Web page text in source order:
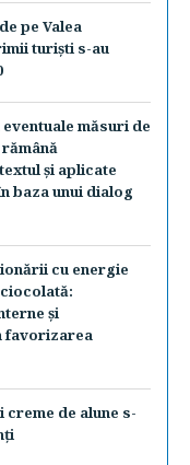
pe Valea
turişti s-au
măsuri de
şi aplicate
baza unui dialog
cu energie
şi
favorizarea
de alune s-